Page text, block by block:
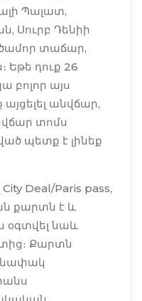
Պալատ,
Սուրբ Դենիի
տաճար,
Եթե դուք 26
բոլոր այս
անվճար,
տոմս
պետք է լինեք
Deal/Paris pass,
քարտն է և
օգտվել նաև
Քարտն